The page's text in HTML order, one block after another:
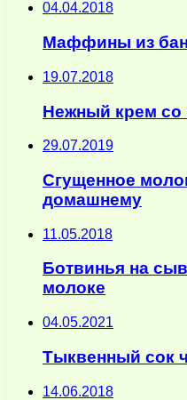
04.04.2018
Маффины из
19.07.2018
Нежный крем со
29.07.2019
Сгущенное
домашнему
11.05.2018
Ботвинья на
молоке
04.05.2021
Тыквенный сок
14.06.2018